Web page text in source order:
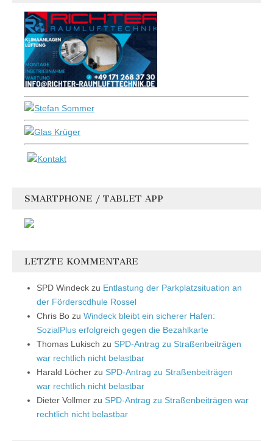
SMARTPHONE / TABLET APP
LETZTE KOMMENTARE
SPD Windeck zu Entlastung der Parkplatzsituation an
der Förderscdhule Rossel
Chris Bo zu Windeck bleibt ein sicherer Hafen:
SozialPlus erfolgreich gegen die Bezahlkarte
Thomas Lukisch zu SPD-Antrag zu Straßenbeiträgen
war rechtlich nicht belastbar
Harald Löcher zu SPD-Antrag zu Straßenbeiträgen
war rechtlich nicht belastbar
Dieter Vollmer zu SPD-Antrag zu Straßenbeiträgen war
rechtlich nicht belastbar